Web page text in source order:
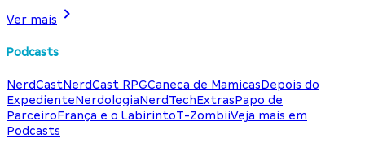
Ver mais
Podcasts
NerdCastNerdCast RPGCaneca de MamicasDepois do
ExpedienteNerdologiaNerdTechExtrasPapo de
ParceiroFrança e o LabirintoT-ZombiiVeja mais em
Podcasts